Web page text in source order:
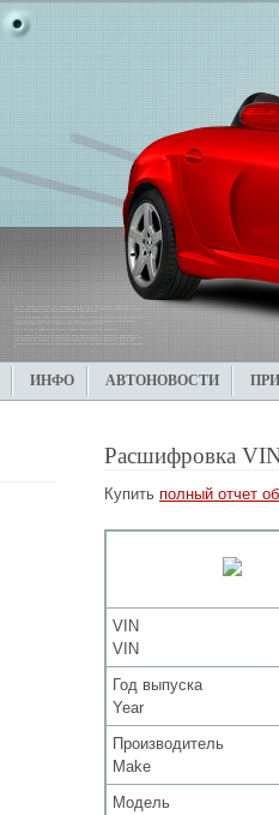
ИНФО АВТОНОВОСТИ
Расшифровка
Купить полный отчет
VIN
VIN
Год выпуска
Year
Производитель
Make
Модель